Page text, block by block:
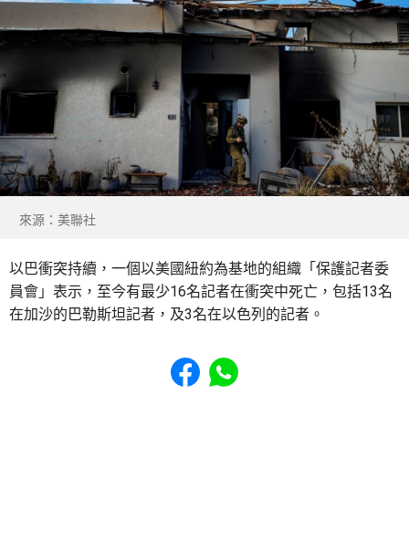
來源：美聯社
以巴衝突持續，一個以美國紐約為基地的組織「保護記者委
員會」表示，至今有最少16名記者在衝突中死亡，包括13名
在加沙的巴勒斯坦記者，及3名在以色列的記者。
Share to Facebook
Share to WhatsApp